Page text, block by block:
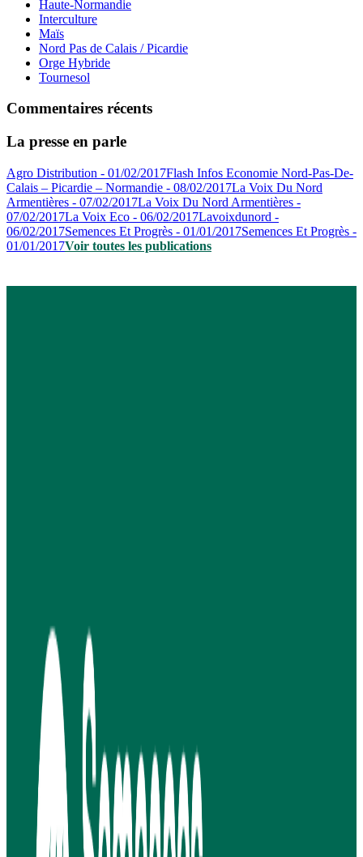
Haute-Normandie
Interculture
Maïs
Nord Pas de Calais / Picardie
Orge Hybride
Tournesol
Commentaires récents
La presse en parle
Agro Distribution - 01/02/2017Flash Infos Economie Nord-Pas-De-
Calais – Picardie – Normandie - 08/02/2017La Voix Du Nord
Armentières - 07/02/2017La Voix Du Nord Armentières -
07/02/2017La Voix Eco - 06/02/2017Lavoixdunord -
06/02/2017Semences Et Progrès - 01/01/2017Semences Et Progrès -
01/01/2017Voir toutes les publications